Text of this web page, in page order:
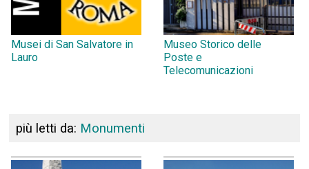
Musei di San Salvatore in
Lauro
Museo Storico delle
Poste e
Telecomunicazioni
più letti da: Monumenti